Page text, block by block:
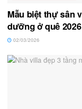
Mẫu biệt thự sân
dưỡng ở quê 2026
02/03/2026